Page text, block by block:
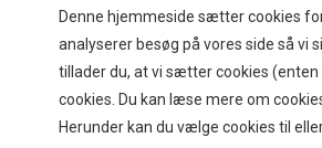
Denne hjemmeside sætter cookies
analyserer besøg på vores side så vi
tillader du, at vi sætter cookies
cookies. Du kan læse mere om
Herunder kan du vælge cookies til
Tlf. 46 15 38 39
ostrand@ostrand.dk
CVR: DK 77948228 drives af
SKYESCOT TRADING V/DORTE HOLM
MARTINA